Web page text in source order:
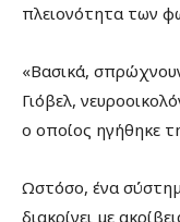
πλειονότητα των
«Βασικά,
Γιόβελ,
ο οποίος ηγήθηκε
Ωστόσο, ένα
διακρίνει με